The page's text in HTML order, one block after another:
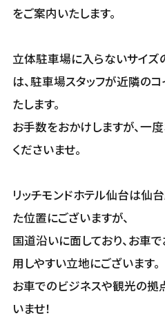
をご案内いたします。
立体駐車場に入らないサイズ
は、駐車場スタッフが近隣の
たします。
お手数をおかけしますが、一
くださいませ。
リッチモンドホテル仙台は仙
た位置にございますが、
国道沿いに面しており、お車
用しやすい立地にございます。
お車でのビジネスや観光の拠
いませ！